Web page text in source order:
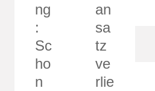
ng
:
Sc
ho
n
an
sa
tz
ve
rlie